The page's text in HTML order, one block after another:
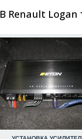
В Renault Logan